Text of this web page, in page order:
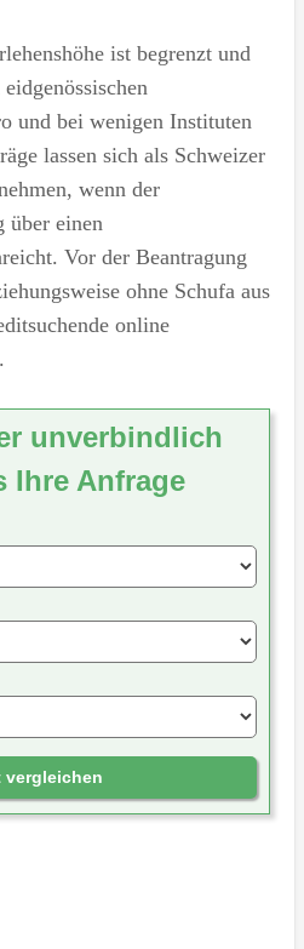
ist begrenzt und
und bei wenigen Instituten
lassen sich als Schweizer
wenn der
über einen
Vor der Beantragung
ohne Schufa aus
online
unverbindlich
Ihre Anfrage
vergleichen